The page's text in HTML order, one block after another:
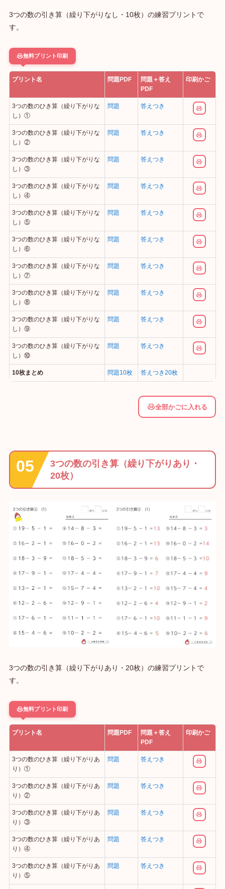
3つの数の引き算（繰り下がりなし・10枚）の練習プリントで
す。
無料プリント印刷
プリント名 問題PDF
問題＋答え
PDF
印刷かご
3つの数のひき算（繰り下がりな
し）①
問題 答えつき
3つの数のひき算（繰り下がりな
し）②
問題 答えつき
3つの数のひき算（繰り下がりな
し）③
問題 答えつき
3つの数のひき算（繰り下がりな
し）④
問題 答えつき
3つの数のひき算（繰り下がりな
し）⑤
問題 答えつき
3つの数のひき算（繰り下がりな
し）⑥
問題 答えつき
3つの数のひき算（繰り下がりな
し）⑦
問題 答えつき
3つの数のひき算（繰り下がりな
し）⑧
問題 答えつき
3つの数のひき算（繰り下がりな
し）⑨
問題 答えつき
3つの数のひき算（繰り下がりな
し）⑩
問題 答えつき
10枚まとめ 問題10枚 答えつき20枚
全部かごに入れる
3つの数の引き算（繰り下がりあり・
20枚）
3つの数の引き算（繰り下がりあり・20枚）の練習プリントで
す。
無料プリント印刷
プリント名 問題PDF
問題＋答え
PDF
印刷かご
3つの数のひき算（繰り下がりあ
り）①
問題 答えつき
3つの数のひき算（繰り下がりあ
り）②
問題 答えつき
3つの数のひき算（繰り下がりあ
り）③
問題 答えつき
3つの数のひき算（繰り下がりあ
り）④
問題 答えつき
3つの数のひき算（繰り下がりあ
り）⑤
問題 答えつき